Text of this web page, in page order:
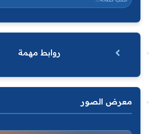
روابط مهمة
معرض الصور